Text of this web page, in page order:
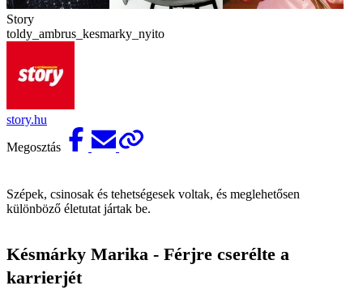
Story
toldy_ambrus_kesmarky_nyito
story.hu
Megosztás
Szépek, csinosak és tehetségesek voltak, és meglehetősen
különböző életutat jártak be.
Késmárky Marika - Férjre cserélte a
karrierjét